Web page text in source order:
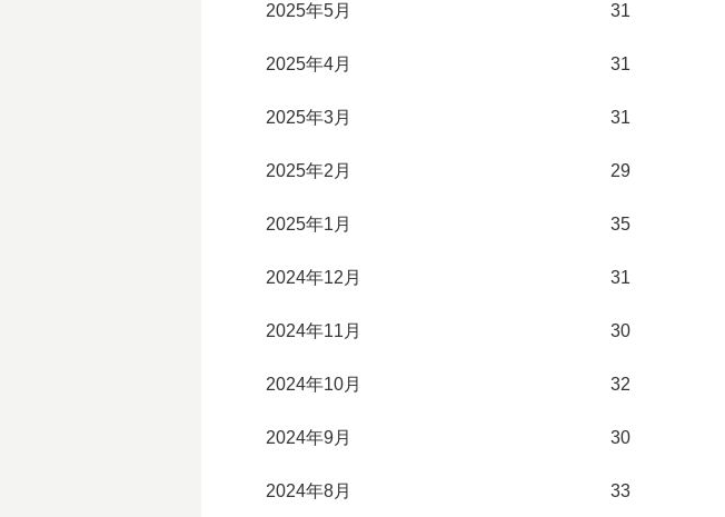
2025年5月 31
2025年4月 31
2025年3月 31
2025年2月 29
2025年1月 35
2024年12月 31
2024年11月 30
2024年10月 32
2024年9月 30
2024年8月 33